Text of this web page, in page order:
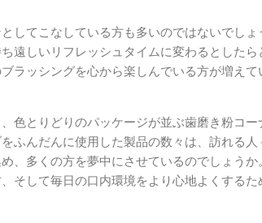
してこなしている方も多いのではないでし
遠しいリフレッシュタイムに変わるとした
ラッシングを心から楽しんでいる方が増え
色とりどりのパッケージが並ぶ歯磨き粉コ
ふんだんに使用した製品の数々は、訪れる人
、多くの方を夢中にさせているのでしょう
そして毎日の口内環境をより心地よくする